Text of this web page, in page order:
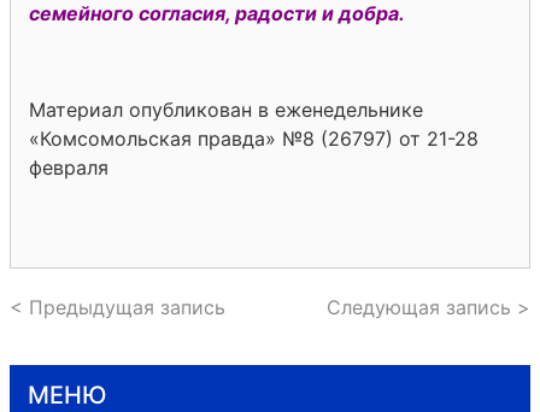
семейного согласия, радости и добра.
Материал опубликован в еженедельнике
«Комсомольская правда» №8 (26797) от 21-28
февраля
< Предыдущая запись Следующая запись >
МЕНЮ